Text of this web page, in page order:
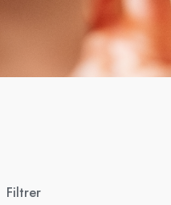
Filtrer